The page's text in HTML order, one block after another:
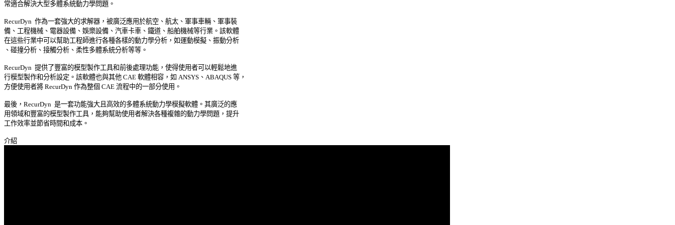
常適合解決大型多體系統動力學問題。
RecurDyn  作為一套強大的求解器，被廣泛應用於航空、航太、軍事車輛、軍事裝
備、工程機械、電器設備、娛樂設備、汽車卡車、鐵道、船舶機械等行業。該軟體
在這些行業中可以幫助工程師進行各種各樣的動力學分析，如運動模擬、振動分析
、碰撞分析、接觸分析、柔性多體系統分析等等。
RecurDyn  提供了豐富的模型製作工具和前後處理功能，使得使用者可以輕鬆地進
行模型製作和分析設定。該軟體也與其他 CAE 軟體相容，如 ANSYS、ABAQUS 等，
方便使用者將 RecurDyn 作為整個 CAE 流程中的一部分使用。
最後，RecurDyn  是一套功能強大且高效的多體系統動力學模擬軟體。其廣泛的應
用領域和豐富的模型製作工具，能夠幫助使用者解決各種複雜的動力學問題，提升
工作效率並節省時間和成本。